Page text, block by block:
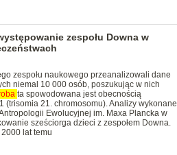
zespołu Downa w
zespołu naukowego przeanalizowali dane
niemal 10 000 osób, poszukując w nich
ta spowodowana jest obecnością
(trisomia 21. chromosomu). Analizy wykonane
Ewolucyjnej im. Maxa Plancka w
sześciorga dzieci z zespołem Downa.
lat temu